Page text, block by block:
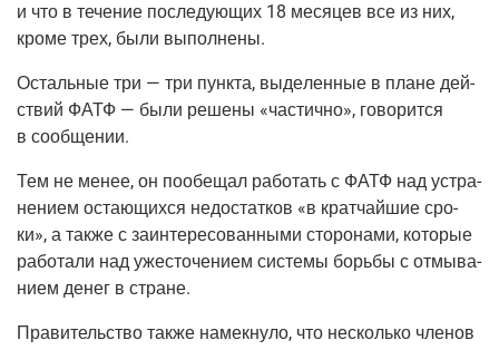
и что в тече­ние после­ду­ю­щих 18 меся­цев все из них,
кро­ме трех, были выполнены.
Осталь­ные три — три пунк­та, выде­лен­ные в плане дей­
ствий ФАТФ — были реше­ны «частич­но», гово­рит­ся
в сообщении.
Тем не менее, он пообе­щал рабо­тать с ФАТФ над устра­
не­ни­ем оста­ю­щих­ся недо­стат­ков «в крат­чай­шие сро­
ки», а так­же с заин­те­ре­со­ван­ны­ми сто­ро­на­ми, кото­рые
рабо­та­ли над уже­сто­че­ни­ем систе­мы борь­бы с отмы­ва­
ни­ем денег в стране.
Пра­ви­тель­ство так­же намек­ну­ло, что несколь­ко чле­нов